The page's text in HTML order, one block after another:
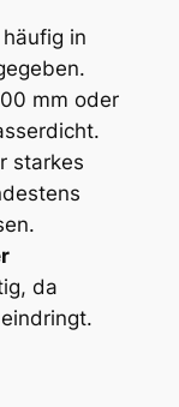
in
mm oder
starkes
da